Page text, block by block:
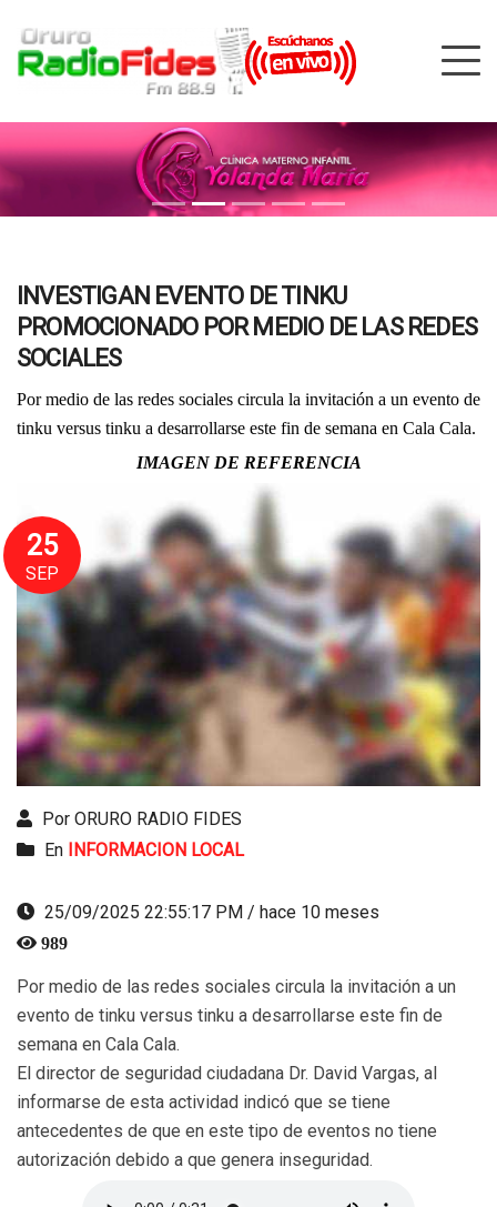
INVESTIGAN EVENTO DE TINKU
PROMOCIONADO POR MEDIO DE LAS REDES
SOCIALES
Por medio de las redes sociales circula la invitación a un evento de
tinku versus tinku a desarrollarse este fin de semana en Cala Cala.
IMAGEN DE REFERENCIA
25
SEP
Por ORURO RADIO FIDES
En
INFORMACION LOCAL
25/09/2025 22:55:17 PM / hace 10 meses
989
Por medio de las redes sociales circula la invitación a un
evento de tinku versus tinku a desarrollarse este fin de
semana en Cala Cala.
El director de seguridad ciudadana Dr. David Vargas, al
informarse de esta actividad indicó que se tiene
antecedentes de que en este tipo de eventos no tiene
autorización debido a que genera inseguridad.